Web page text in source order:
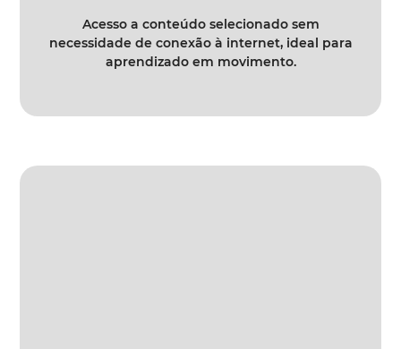
Acesso a conteúdo selecionado sem
necessidade de conexão à internet, ideal para
aprendizado em movimento.